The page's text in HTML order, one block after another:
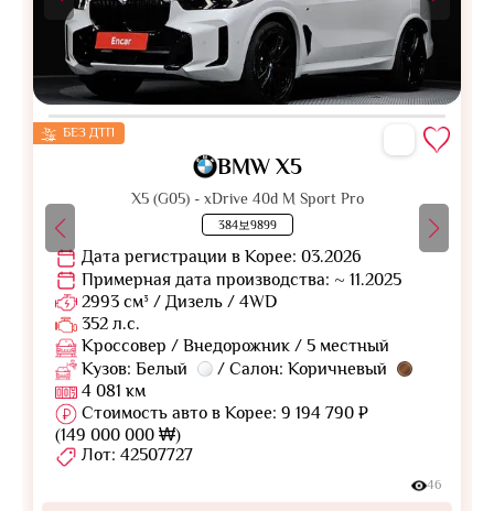
БЕЗ ДТП
BMW X5
X5 (G05) - xDrive 40d M Sport Pro
384보9899
Дата регистрации в Корее: 03.2026
Примерная дата производства: ~ 11.2025
2993 см³ / Дизель / 4WD
352 л.с.
Кроссовер / Внедорожник / 5 местный
Кузов: Белый
/ Салон: Коричневый
4 081 км
Стоимость авто в Корее: 9 194 790 ₽
(149 000 000 ₩)
Лот: 42507727
46